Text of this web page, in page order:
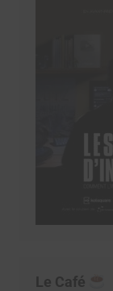
Le Café